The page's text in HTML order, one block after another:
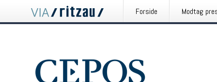
Forside Modtag